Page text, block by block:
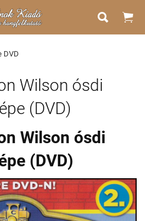
 
DVD
Wilson ósdi
(DVD)
Wilson ósdi
(DVD)